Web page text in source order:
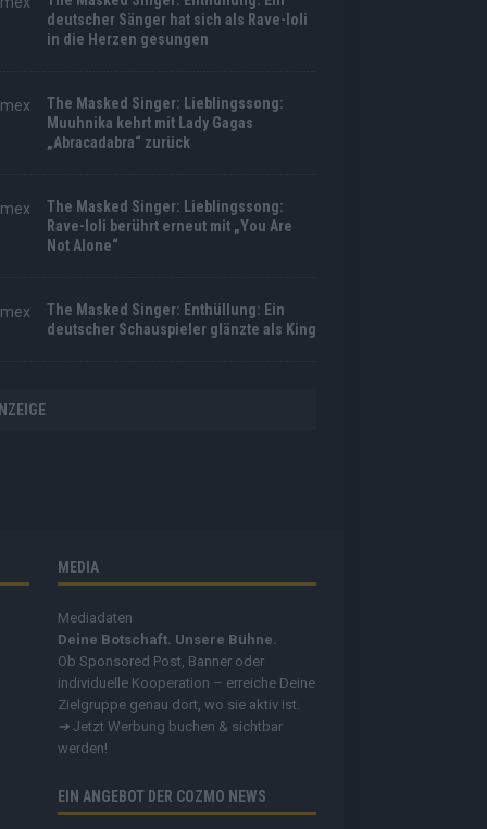
deutscher Sänger hat sich als Rave-Ioli
in die Herzen gesungen
The Masked Singer: Lieblingssong:
Muuhnika kehrt mit Lady Gagas
„Abracadabra“ zurück
The Masked Singer: Lieblingssong:
Rave-Ioli berührt erneut mit „You Are
Not Alone“
The Masked Singer: Enthüllung: Ein
deutscher Schauspieler glänzte als King
MEDIA
Mediadaten
Deine Botschaft. Unsere Bühne.
Ob Sponsored Post, Banner oder
individuelle Kooperation – erreiche Deine
Zielgruppe genau dort, wo sie aktiv ist.
➔ Jetzt Werbung buchen & sichtbar
werden!
EIN ANGEBOT DER COZMO NEWS